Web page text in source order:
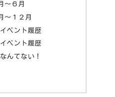
～６月
～１２月
ベント履歴
ベント履歴
んてない！